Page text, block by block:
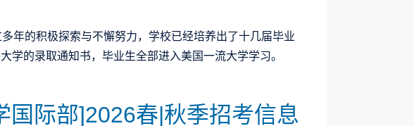
年的积极探索与不懈努力，学校已经培养出了十几届毕业
学的录取通知书，毕业生全部进入美国一流大学学习。
国际部]2026春|秋季招考信息